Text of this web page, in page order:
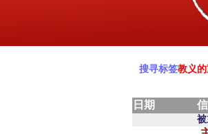
搜寻标签教义
日期
被